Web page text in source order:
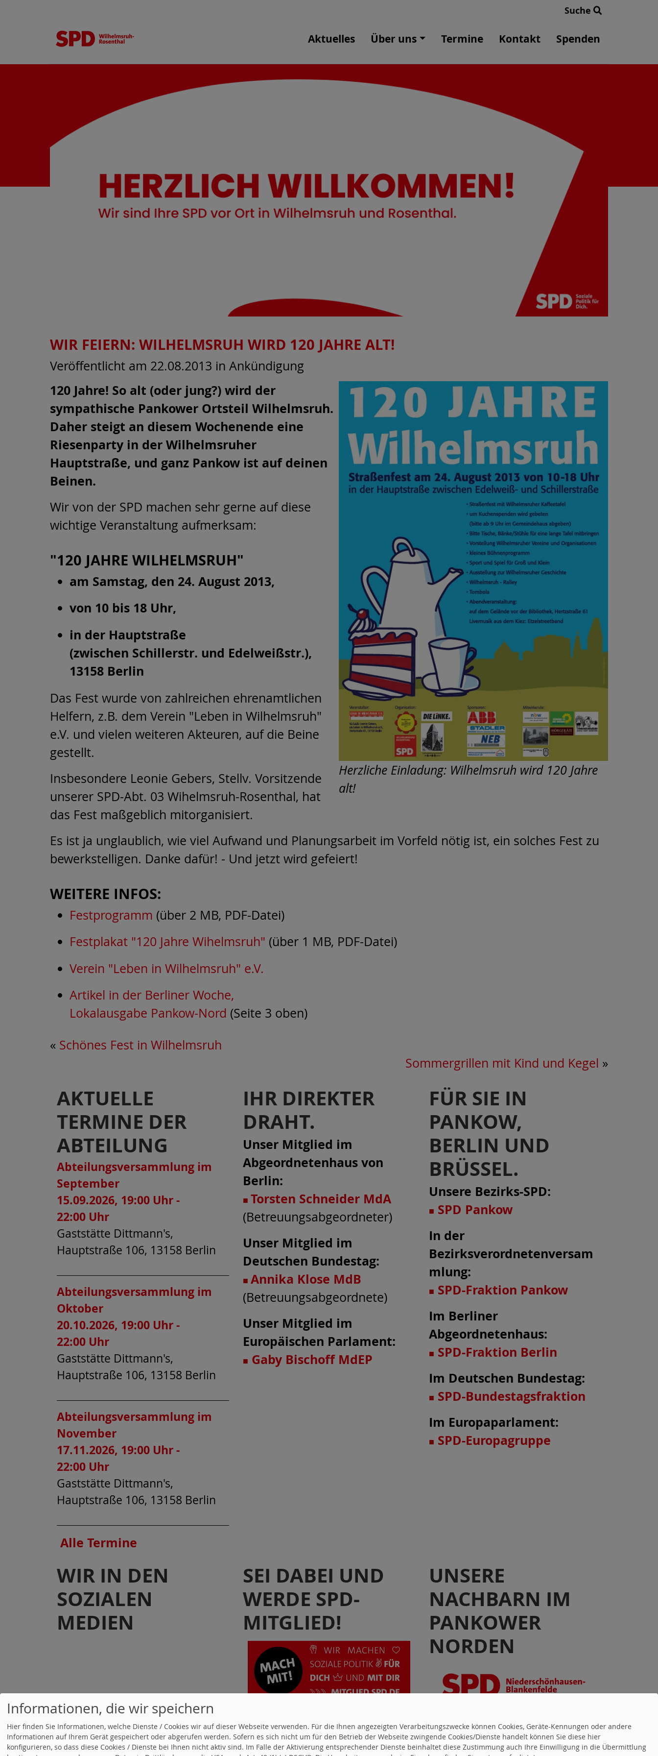
Suche
Aktuelles Über uns Termine Kontakt Spenden
WIR FEIERN: WILHELMSRUH WIRD 120 JAHRE ALT!
Veröffentlicht am 22.08.2013 in Ankündigung
Herzliche Einladung: Wilhelmsruh wird 120 Jahre
alt!
120 Jahre! So alt (oder jung?) wird der
sympathische Pankower Ortsteil Wilhelmsruh.
Daher steigt an diesem Wochenende eine
Riesenparty in der Wilhelmsruher
Hauptstraße, und ganz Pankow ist auf deinen
Beinen.
Wir von der SPD machen sehr gerne auf diese
wichtige Veranstaltung aufmerksam:
"120 JAHRE WILHELMSRUH"
am Samstag, den 24. August 2013,
von 10 bis 18 Uhr,
in der Hauptstraße
(zwischen Schillerstr. und Edelweißstr.),
13158 Berlin
Das Fest wurde von zahlreichen ehrenamtlichen
Helfern, z.B. dem Verein "Leben in Wilhelmsruh"
e.V. und vielen weiteren Akteuren, auf die Beine
gestellt.
Insbesondere Leonie Gebers, Stellv. Vorsitzende
unserer SPD-Abt. 03 Wihelmsruh-Rosenthal, hat
das Fest maßgeblich mitorganisiert.
Es ist ja unglaublich, wie viel Aufwand und Planungsarbeit im Vorfeld nötig ist, ein solches Fest zu
bewerkstelligen. Danke dafür! - Und jetzt wird gefeiert!
WEITERE INFOS:
Festprogramm (über 2 MB, PDF-Datei)
Festplakat "120 Jahre Wihelmsruh" (über 1 MB, PDF-Datei)
Verein "Leben in Wilhelmsruh" e.V.
Artikel in der Berliner Woche,
Lokalausgabe Pankow-Nord (Seite 3 oben)
« Schönes Fest in Wilhelmsruh
Sommergrillen mit Kind und Kegel »
AKTUELLE
TERMINE DER
ABTEILUNG
Abteilungsversammlung im
September
15.09.2026, 19:00 Uhr -
22:00 Uhr
Gaststätte Dittmann's,
Hauptstraße 106, 13158 Berlin
Abteilungsversammlung im
Oktober
20.10.2026, 19:00 Uhr -
22:00 Uhr
Gaststätte Dittmann's,
Hauptstraße 106, 13158 Berlin
Abteilungsversammlung im
November
17.11.2026, 19:00 Uhr -
22:00 Uhr
Gaststätte Dittmann's,
Hauptstraße 106, 13158 Berlin
Alle Termine
IHR DIREKTER
DRAHT.
Unser Mitglied im
Abgeordnetenhaus von
Berlin:
■ Torsten Schneider MdA
(Betreuungsabgeordneter)
Unser Mitglied im
Deutschen Bundestag:
■ Annika Klose MdB
(Betreuungsabgeordnete)
Unser Mitglied im
Europäischen Parlament:
■ Gaby Bischoff MdEP
FÜR SIE IN
PANKOW,
BERLIN UND
BRÜSSEL.
Unsere Bezirks-SPD:
■ SPD Pankow
In der
Bezirksverordnetenversam
mlung:
■ SPD-Fraktion Pankow
Im Berliner
Abgeordnetenhaus:
■ SPD-Fraktion Berlin
Im Deutschen Bundestag:
■ SPD-Bundestagsfraktion
Im Europaparlament:
■ SPD-Europagruppe
WIR IN DEN
SOZIALEN
MEDIEN
SEI DABEI UND
WERDE SPD-
MITGLIED!
UNSERE
NACHBARN IM
PANKOWER
NORDEN
Informationen, die wir speichern
Hier finden Sie Informationen, welche Dienste / Cookies wir auf dieser Webseite verwenden. Für die Ihnen angezeigten Verarbeitungszwecke können Cookies, Geräte-Kennungen oder andere
Informationen auf Ihrem Gerät gespeichert oder abgerufen werden. Sofern es sich nicht um für den Betrieb der Webseite zwingende Cookies/Dienste handelt können Sie diese hier
konfigurieren, so dass diese Cookies / Dienste bei Ihnen nicht aktiv sind. Im Falle der Aktivierung entsprechender Dienste beinhaltet diese Zustimmung auch Ihre Einwilligung in die Übermittlung